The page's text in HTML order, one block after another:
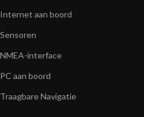
Internet aan boord
Sensoren
NMEA-interface
PC aan boord
Traagbare Navigatie